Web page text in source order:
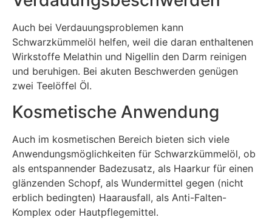
Auch bei Verdauungsproblemen kann
Schwarzkümmelöl helfen, weil die daran enthaltenen
Wirkstoffe Melathin und Nigellin den Darm reinigen
und beruhigen. Bei akuten Beschwerden genügen
zwei Teelöffel Öl.
Kosmetische Anwendung
Auch im kosmetischen Bereich bieten sich viele
Anwendungsmöglichkeiten für Schwarzkümmelöl, ob
als entspannender Badezusatz, als Haarkur für einen
glänzenden Schopf, als Wundermittel gegen (nicht
erblich bedingten) Haarausfall, als Anti-Falten-
Komplex oder Hautpflegemittel.